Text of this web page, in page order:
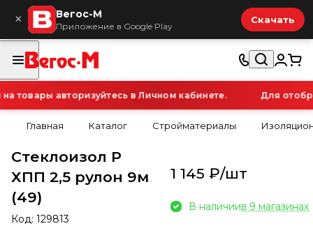
× Вегос-М
Приложение в Google Play
Скачать
авторизуйтесь в Личном кабинете. Для
Главная Каталог Стройматериалы
Стеклоизол Р
ХПП 2,5 рулон 9м
(49)
Код: 129813
1 145 ₽/шт
В наличиив 9 магазинах